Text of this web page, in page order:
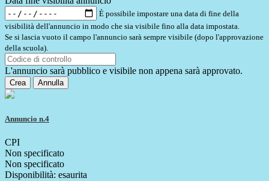
È possibile impostare una data di fine della
visibilità dell'annuncio in modo che sia visibile fino alla data impostata.
Se si lascia vuoto il campo l'annuncio sarà sempre visibile (dopo l'approvazione
della scuola).
L'annuncio sarà pubblico e visibile non appena sarà approvato.
Crea Annulla
Annuncio n.4
CPI
Non specificato
Non specificato
Disponibilità: esaurita